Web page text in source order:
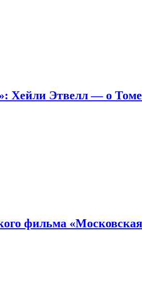
Хейли Этвелл — о
фильма